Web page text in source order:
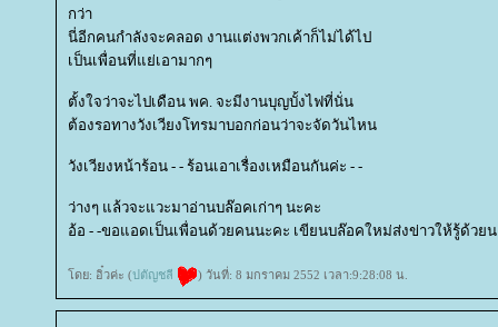
กว่า
นี่อีกคนกำลังจะคลอด งานแต่งพวกเค้าก็ไม่ได้ไป
เป็นเพื่อนที่แย่เอามากๆ
ตั้งใจว่าจะไปเดือน พค. จะมีงานบุญบั้งไฟที่นั่น
ต้องรอทางวังเวียงโทรมาบอกก่อนว่าจะจัดวันไหน
วังเวียงหน้าร้อน - - ร้อนเอาเรื่องเหมือนกันค่ะ - -
ว่างๆ แล้วจะแวะมาอ่านบล๊อคเก่าๆ นะคะ
อ้อ - -ขอแอดเป็นเพื่อนด้วยคนนะคะ เขียนบล๊อคใหม่ส่งข่าวให้รู้ด้วย
ดย: อิ๋วค่ะ (ปตัญชลี ) วันที่: 8 มกราคม 2552 เวลา:9:28:08 น.